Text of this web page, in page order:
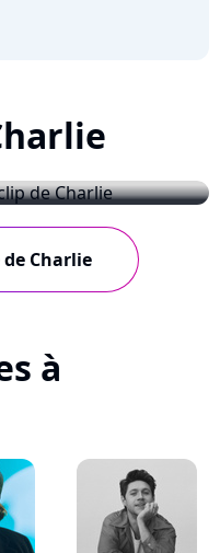
clip de Charlie
Charlie
à